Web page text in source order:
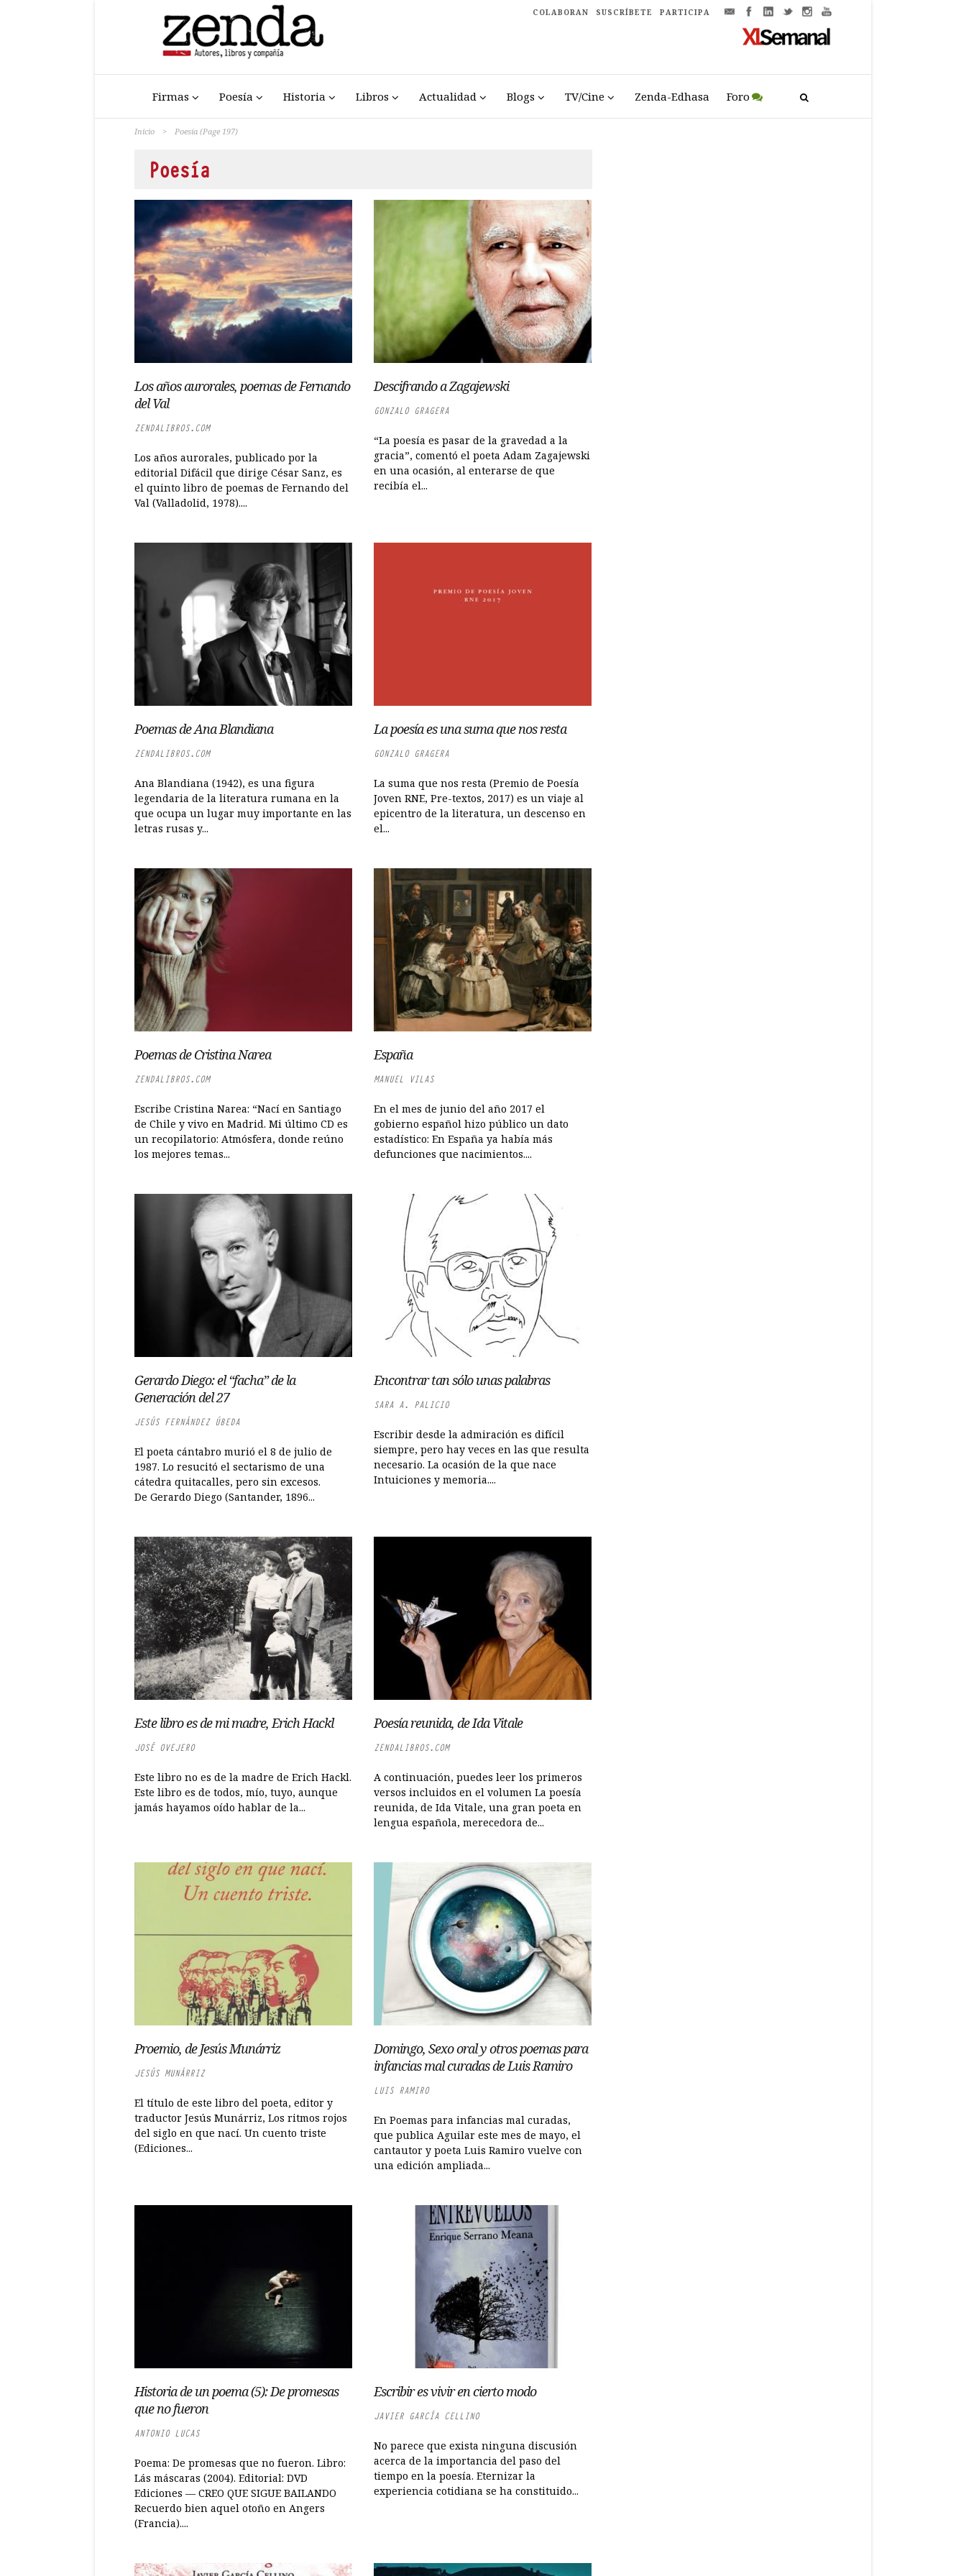
COLABORAN SUSCRÍBETE PARTICIPA
Firmas Poesía Historia Libros Actualidad Blogs TV/Cine Zenda-Edhasa Foro
Inicio > Poesía (Page 197)
Poesía
Los años aurorales, poemas de Fernando
del Val
ZENDALIBROS.COM
Los años aurorales, publicado por la
editorial Difácil que dirige César Sanz, es
el quinto libro de poemas de Fernando del
Val (Valladolid, 1978)....
Descifrando a Zagajewski
GONZALO GRAGERA
“La poesía es pasar de la gravedad a la
gracia”, comentó el poeta Adam Zagajewski
en una ocasión, al enterarse de que
recibía el...
Poemas de Ana Blandiana
ZENDALIBROS.COM
Ana Blandiana (1942), es una figura
legendaria de la literatura rumana en la
que ocupa un lugar muy importante en las
letras rusas y...
La poesía es una suma que nos resta
GONZALO GRAGERA
La suma que nos resta (Premio de Poesía
Joven RNE, Pre-textos, 2017) es un viaje al
epicentro de la literatura, un descenso en
el...
Poemas de Cristina Narea
ZENDALIBROS.COM
Escribe Cristina Narea: “Nací en Santiago
de Chile y vivo en Madrid. Mi último CD es
un recopilatorio: Atmósfera, donde reúno
los mejores temas...
España
MANUEL VILAS
En el mes de junio del año 2017 el
gobierno español hizo público un dato
estadístico: En España ya había más
defunciones que nacimientos....
Gerardo Diego: el “facha” de la
Generación del 27
JESÚS FERNÁNDEZ ÚBEDA
El poeta cántabro murió el 8 de julio de
1987. Lo resucitó el sectarismo de una
cátedra quitacalles, pero sin excesos.
De Gerardo Diego (Santander, 1896...
Encontrar tan sólo unas palabras
SARA A. PALICIO
Escribir desde la admiración es difícil
siempre, pero hay veces en las que resulta
necesario. La ocasión de la que nace
Intuiciones y memoria....
Este libro es de mi madre, Erich Hackl
JOSÉ OVEJERO
Este libro no es de la madre de Erich Hackl.
Este libro es de todos, mío, tuyo, aunque
jamás hayamos oído hablar de la...
Poesía reunida, de Ida Vitale
ZENDALIBROS.COM
A continuación, puedes leer los primeros
versos incluidos en el volumen La poesía
reunida, de Ida Vitale, una gran poeta en
lengua española, merecedora de...
Proemio, de Jesús Munárriz
JESÚS MUNÁRRIZ
El título de este libro del poeta, editor y
traductor Jesús Munárriz, Los ritmos rojos
del siglo en que nací. Un cuento triste
(Ediciones...
Domingo, Sexo oral y otros poemas para
infancias mal curadas de Luis Ramiro
LUIS RAMIRO
En Poemas para infancias mal curadas,
que publica Aguilar este mes de mayo, el
cantautor y poeta Luis Ramiro vuelve con
una edición ampliada...
Historia de un poema (5): De promesas
que no fueron
ANTONIO LUCAS
Poema: De promesas que no fueron. Libro:
Lás máscaras (2004). Editorial: DVD
Ediciones — CREO QUE SIGUE BAILANDO
Recuerdo bien aquel otoño en Angers
(Francia)....
Escribir es vivir en cierto modo
JAVIER GARCÍA CELLINO
No parece que exista ninguna discusión
acerca de la importancia del paso del
tiempo en la poesía. Eternizar la
experiencia cotidiana se ha constituido...